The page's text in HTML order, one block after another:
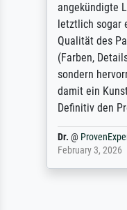
angekündigte
letztlich sogar
Qualität des
(Farben,
sondern
damit ein
Definitiv den
Dr. @
February 3, 2026